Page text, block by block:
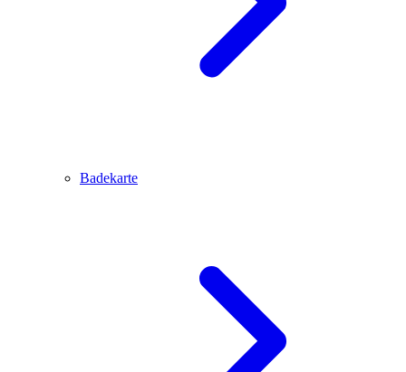
Badekarte